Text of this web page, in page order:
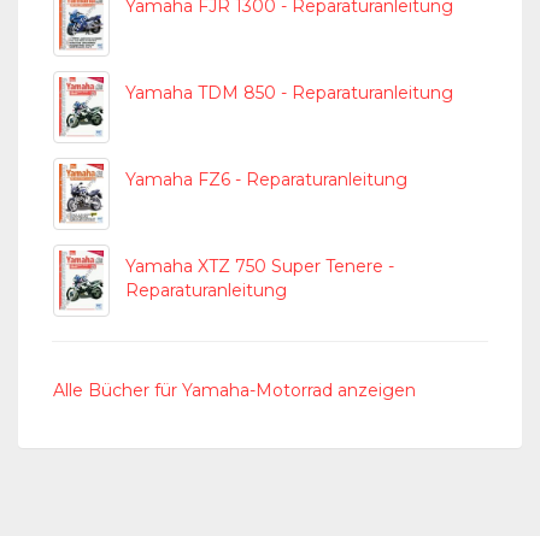
Yamaha FJR 1300 - Reparaturanleitung
Yamaha TDM 850 - Reparaturanleitung
Yamaha FZ6 - Reparaturanleitung
Yamaha XTZ 750 Super Tenere -
Reparaturanleitung
Alle Bücher für Yamaha-Motorrad anzeigen